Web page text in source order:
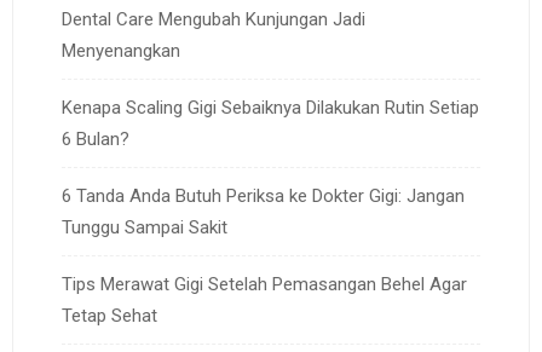
Dental Care Mengubah Kunjungan Jadi
Menyenangkan
Kenapa Scaling Gigi Sebaiknya Dilakukan Rutin Setiap
6 Bulan?
6 Tanda Anda Butuh Periksa ke Dokter Gigi: Jangan
Tunggu Sampai Sakit
Tips Merawat Gigi Setelah Pemasangan Behel Agar
Tetap Sehat